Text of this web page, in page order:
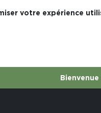
votre expérience